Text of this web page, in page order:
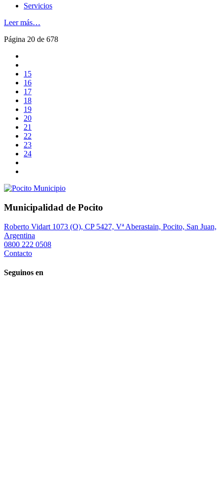
Servicios
Leer más…
Página 20 de 678
15
16
17
18
19
20
21
22
23
24
Municipalidad de Pocito
Roberto Vidart 1073 (O), CP 5427, Vª Aberastain, Pocito, San Juan,
Argentina
0800 222 0508
Contacto
Seguinos en